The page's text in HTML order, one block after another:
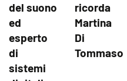
del suono
ed
esperto
di
sistemi
ricorda
Martina
Di
Tommaso